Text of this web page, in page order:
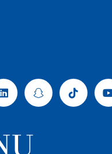
LinkedinSnapchatTiktok